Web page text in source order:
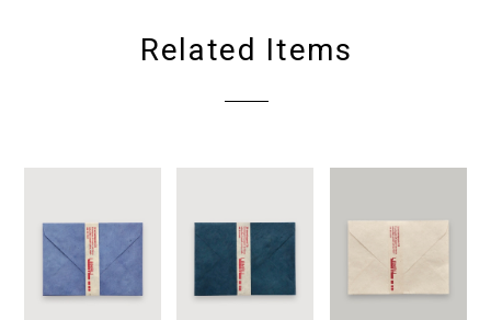
Related Items